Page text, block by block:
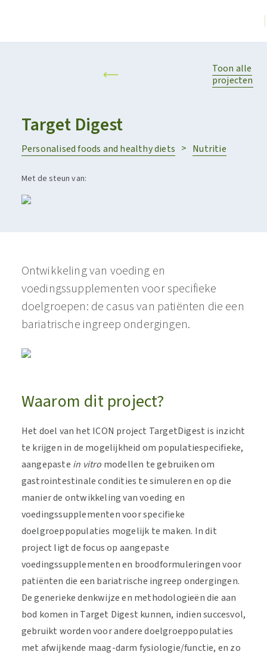
Toon alle
projecten
Target Digest
Personalised foods and healthy diets Nutritie
Met de steun van:
Ontwikkeling van voeding en
voedingssupplementen voor specifieke
doelgroepen: de casus van patiënten die een
bariatrische ingreep ondergingen.
Waarom dit project?
Het doel van het ICON project TargetDigest is inzicht
te krijgen in de mogelijkheid om populatiespecifieke,
aangepaste in vitro modellen te gebruiken om
gastrointestinale condities te simuleren en op die
manier de ontwikkeling van voeding en
voedingssupplementen voor specifieke
doelgroeppopulaties mogelijk te maken. In dit
project ligt de focus op aangepaste
voedingssupplementen en broodformuleringen voor
patiënten die een bariatrische ingreep ondergingen.
De generieke denkwijze en methodologieën die aan
bod komen in Target Digest kunnen, indien succesvol,
gebruikt worden voor andere doelgroeppopulaties
met afwijkende maag-darm fysiologie/functie, en zo